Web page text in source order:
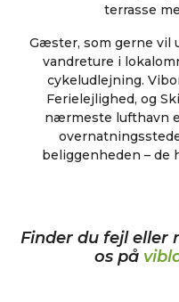
terrasse
Gæster, som gerne vil
vandreture i
cykeludlejning.
Ferielejlighed, og
nærmeste lufthavn
beliggenheden – de
Finder du fejl eller
os på